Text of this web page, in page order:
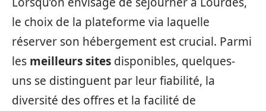
le choix de la plateforme via laquelle
réserver son hébergement est crucial. Parmi
les meilleurs sites disponibles, quelques-
uns se distinguent par leur fiabilité, la
diversité des offres et la facilité de